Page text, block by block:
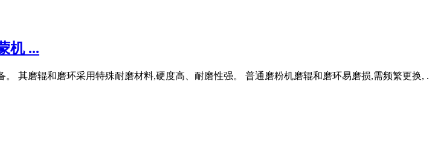
机 ...
其磨辊和磨环采用特殊耐磨材料,硬度高、耐磨性强。 普通磨粉机磨辊和磨环易磨损,需频繁更换, .